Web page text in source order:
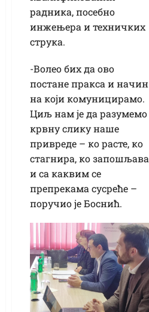
радника, посебно
инжењера и техничких
струка.
-Волео бих да ово
постане пракса и начин
на који комуницирамо.
Циљ нам је да разумемо
крвну слику наше
привреде – ко расте, ко
стагнира, ко запошљава
и са каквим се
препрекама сусреће –
поручио је Боснић.